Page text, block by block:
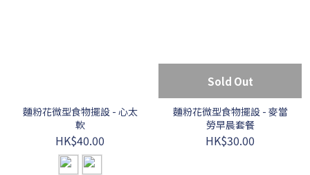
麵粉花微型食物擺設 - 心太
軟
HK$40.00
Sold Out
麵粉花微型食物擺設 - 麥當
勞早晨套餐
HK$30.00